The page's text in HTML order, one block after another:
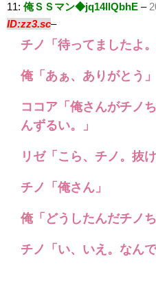
11: 俺ＳＳマン◆jq14llQbhE –
ID:zz3.sc–
チノ「待ってましたよ
俺「あぁ、ありがとう」
ココア「俺さんがチノ
んずるい。」
リゼ「こら、チノ。抜
チノ「俺さん」
俺「どうしたんだチノち
チノ「い、いえ。なん